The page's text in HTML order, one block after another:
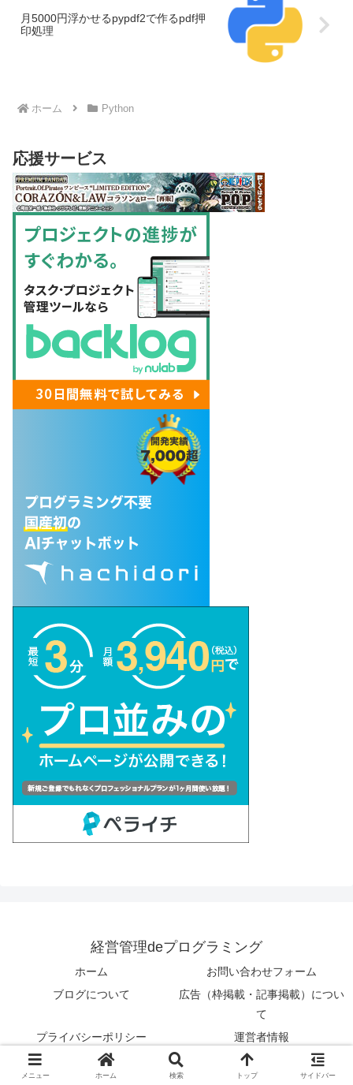
月5000円浮かせるpypdf2で作るpdf押
印処理
ホーム Python
応援サービス
経営管理deプログラミング
ホーム
お問い合わせフォーム
ブログについて
広告（枠掲載・記事掲載）につい
て
プライバシーポリシー
運営者情報
sitemap
メニュー ホーム 検索 トップ サイドバー